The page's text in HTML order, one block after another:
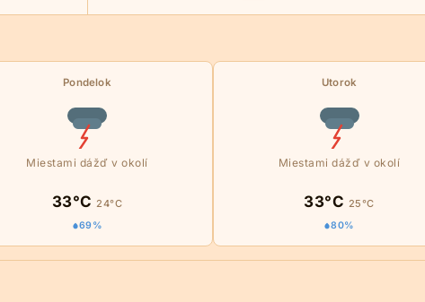
Pondelok
Miestami dážď v okolí
33°C24°C
69%
Utorok
Miestami dážď v okolí
33°C 25°C
80%